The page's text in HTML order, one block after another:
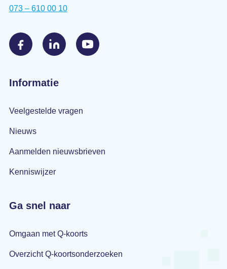
073 – 610 00 10
Informatie
Veelgestelde vragen
Nieuws
Aanmelden nieuwsbrieven
Kenniswijzer
Ga snel naar
Omgaan met Q-koorts
Overzicht Q-koortsonderzoeken